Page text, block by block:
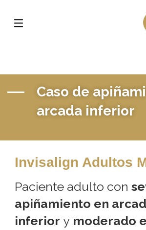
Caso de
arcada inferior
Invisalign Adultos
Paciente adulto con
apiñamiento en
inferior y moderado